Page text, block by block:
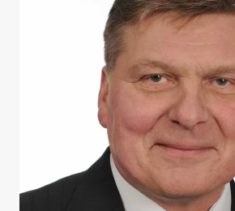
KAINUULLE